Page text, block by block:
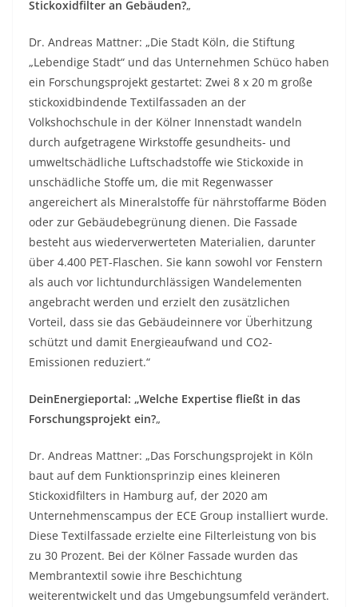
Stickoxidfilter an Gebäuden?„
Dr. Andreas Mattner: „Die Stadt Köln, die Stiftung
„Lebendige Stadt“ und das Unternehmen Schüco haben
ein Forschungsprojekt gestartet: Zwei 8 x 20 m große
stickoxidbindende Textilfassaden an der
Volkshochschule in der Kölner Innenstadt wandeln
durch aufgetragene Wirkstoffe gesundheits- und
umweltschädliche Luftschadstoffe wie Stickoxide in
unschädliche Stoffe um, die mit Regenwasser
angereichert als Mineralstoffe für nährstoffarme Böden
oder zur Gebäudebegrünung dienen. Die Fassade
besteht aus wiederverwerteten Materialien, darunter
über 4.400 PET-Flaschen. Sie kann sowohl vor Fenstern
als auch vor lichtundurchlässigen Wandelementen
angebracht werden und erzielt den zusätzlichen
Vorteil, dass sie das Gebäudeinnere vor Überhitzung
schützt und damit Energieaufwand und CO2-
Emissionen reduziert.“
DeinEnergieportal: „Welche Expertise fließt in das
Forschungsprojekt ein?„
Dr. Andreas Mattner: „Das Forschungsprojekt in Köln
baut auf dem Funktionsprinzip eines kleineren
Stickoxidfilters in Hamburg auf, der 2020 am
Unternehmenscampus der ECE Group installiert wurde.
Diese Textilfassade erzielte eine Filterleistung von bis
zu 30 Prozent. Bei der Kölner Fassade wurden das
Membrantextil sowie ihre Beschichtung
weiterentwickelt und das Umgebungsumfeld verändert.